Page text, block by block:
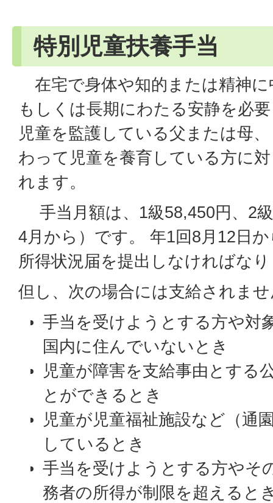
特別児童扶養手当
在宅で身体や知的または精神に
もしくは長期にわたる安静を必
児童を監護している父または母
わって児童を養育している方に
れます。
手当月額は、1級58,450円、2
4月から）です。 年1回8月12日
所得状況届を提出しなければな
但し、次の場合には支給されま
手当を受けようとする方や対
国内に住んでいないとき
児童が障害を支給事由とする
とができるとき
児童が児童福祉施設など（通
しているとき
手当を受けようとする方やそ
務者の所得が制限を超えると